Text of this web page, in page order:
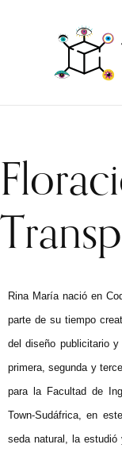
Rina María nació en
parte de su tiempo
del diseño publicitario y
primera, segunda y
para la Facultad de
Town-Sudáfrica, en
seda natural, la